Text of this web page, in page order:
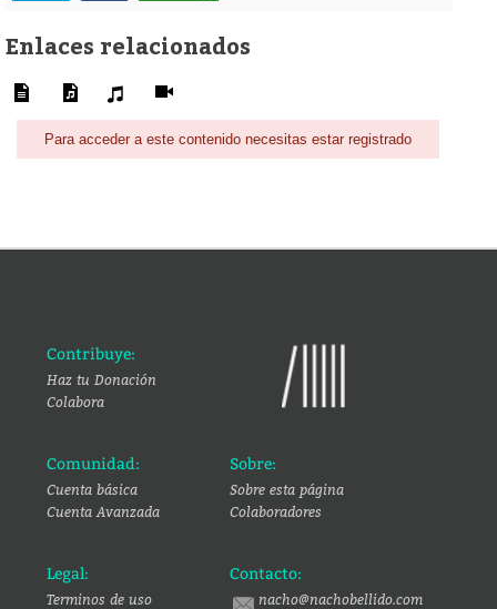
Enlaces relacionados
Para acceder a este contenido necesitas estar registrado
Contribuye:
Haz tu Donación
Colabora
Comunidad:
Cuenta básica
Cuenta Avanzada
Sobre:
Sobre esta página
Colaboradores
Legal:
Terminos de uso
Contacto:
nacho@nachobellido.com